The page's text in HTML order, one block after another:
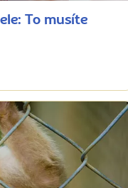
To musíte